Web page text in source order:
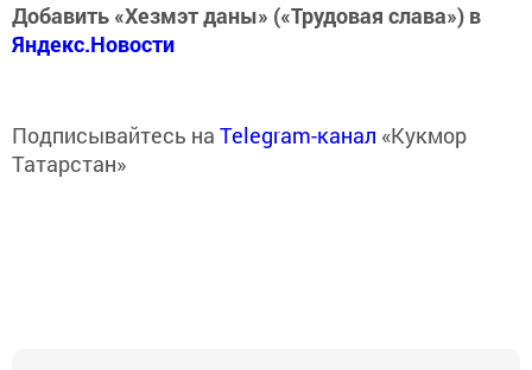
Добавить «Хезмэт даны» («Трудовая слава») в
Яндекс.Новости
Подписывайтесь на Telegram-канал «Кукмор
Татарстан»